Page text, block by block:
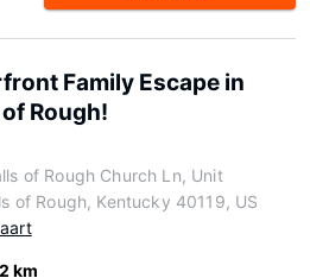
Family Escape in
Rough!
of Rough Church Ln, Unit
of Rough, Kentucky 40119, US
km